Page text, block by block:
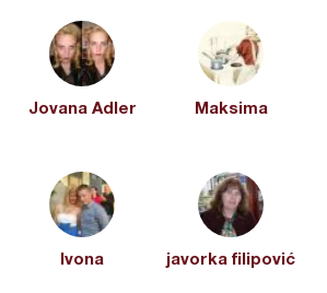
Jovana Adler Maksima
Ivona javorka filipović